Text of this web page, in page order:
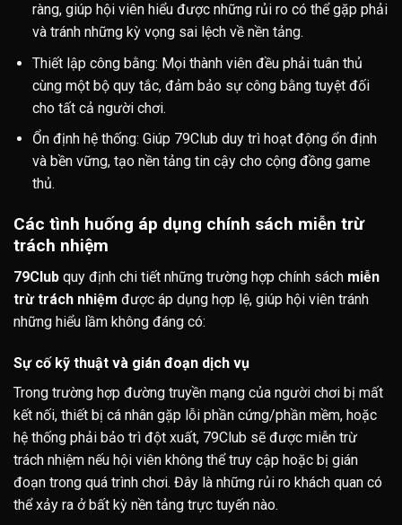
ràng, giúp hội viên hiểu được những rủi ro có thể gặp phải
và tránh những kỳ vọng sai lệch về nền tảng.
Thiết lập công bằng: Mọi thành viên đều phải tuân thủ
cùng một bộ quy tắc, đảm bảo sự công bằng tuyệt đối
cho tất cả người chơi.
Ổn định hệ thống: Giúp 79Club duy trì hoạt động ổn định
và bền vững, tạo nền tảng tin cậy cho cộng đồng game
thủ.
Các tình huống áp dụng chính sách miễn trừ
trách nhiệm
79Club quy định chi tiết những trường hợp chính sách miễn
trừ trách nhiệm được áp dụng hợp lệ, giúp hội viên tránh
những hiểu lầm không đáng có:
Sự cố kỹ thuật và gián đoạn dịch vụ
Trong trường hợp đường truyền mạng của người chơi bị mất
kết nối, thiết bị cá nhân gặp lỗi phần cứng/phần mềm, hoặc
hệ thống phải bảo trì đột xuất, 79Club sẽ được miễn trừ
trách nhiệm nếu hội viên không thể truy cập hoặc bị gián
đoạn trong quá trình chơi. Đây là những rủi ro khách quan có
thể xảy ra ở bất kỳ nền tảng trực tuyến nào.